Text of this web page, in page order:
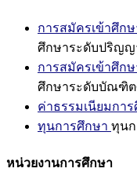
การสมัครเข้าศึ
ศึกษาระดับปริญ
การสมัครเข้าศึก
ศึกษาระดับบัณฑิ
ค่าธรรมเนียมกา
ทุนการศึกษา ทุนก
หน่วยงานการศึกษา